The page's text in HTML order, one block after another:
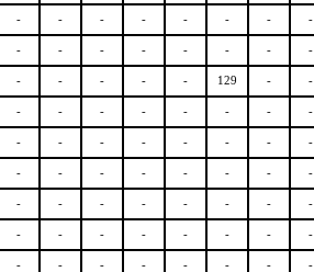
- - - - - - - -
- - - - - - - -
- - - - - 129 - -
- - - - - - - -
- - - - - - - -
- - - - - - - -
- - - - - - - -
- - - - - - - -
- - - - - - - -